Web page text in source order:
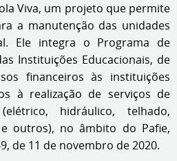
Viva, um projeto que permite
a manutenção das unidades
Ele integra o Programa de
Instituições Educacionais, de
financeiros às instituições
à realização de serviços de
hidráulico, telhado,
outros), no âmbito do Pafie,
de 11 de novembro de 2020.